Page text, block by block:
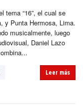
tema “16”, el cual se
y Punta Hermosa, Lima.
musicalmente, luego
Daniel Lazo
Leer más